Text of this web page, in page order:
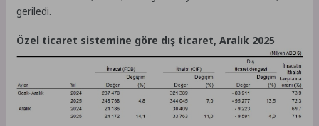
geriledi.
Özel ticaret sistemine göre dış ticaret, Aralık 2025